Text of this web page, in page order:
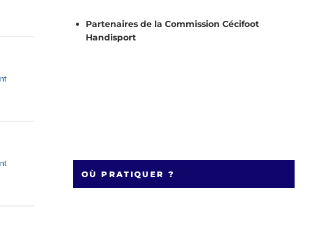
Partenaires de la Commission Cécifoot
Handisport
OÙ PRATIQUER ?